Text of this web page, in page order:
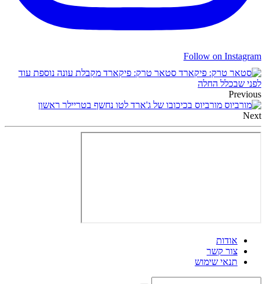
Follow on Instagram
סטאר טרק: פיקארד מקבלת עונה נוספת עוד
לפני שבכלל החלה
Previous
מורביוס בכיכובו של ג'ארד לטו נחשף בטריילר ראשון
Next
אודות
צור קשר
תנאי שימוש